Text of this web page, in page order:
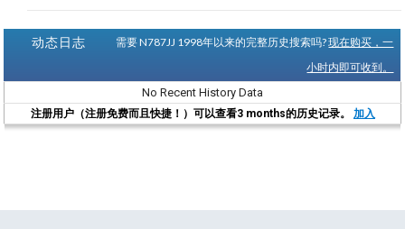
动态日志 需要 N787JJ 1998年以来的完整历史搜索吗?现在购买，一
小时内即可收到。
No Recent History Data
注册用户（注册免费而且快捷！）可以查看3 months的历史记录。 加入